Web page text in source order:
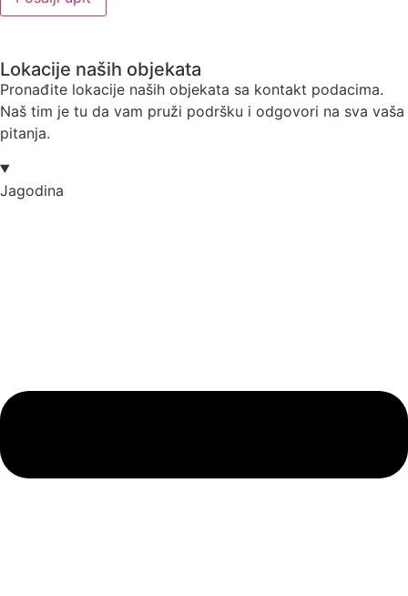
Lokacije naših objekata
Pronađite lokacije naših objekata sa kontakt podacima.
Naš tim je tu da vam pruži podršku i odgovori na sva vaša
pitanja.
Jagodina